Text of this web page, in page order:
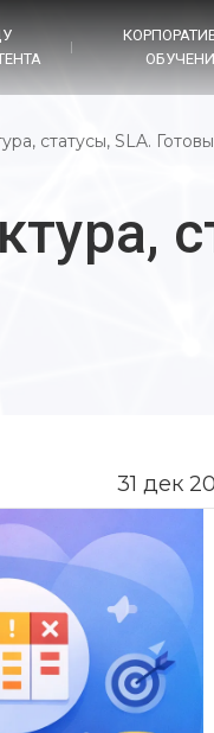
статусы, SLA.
31 дек